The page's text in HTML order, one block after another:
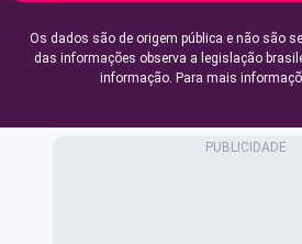
Os dados são de origem pública e não são
das informações observa a legislação
informação. Para mais